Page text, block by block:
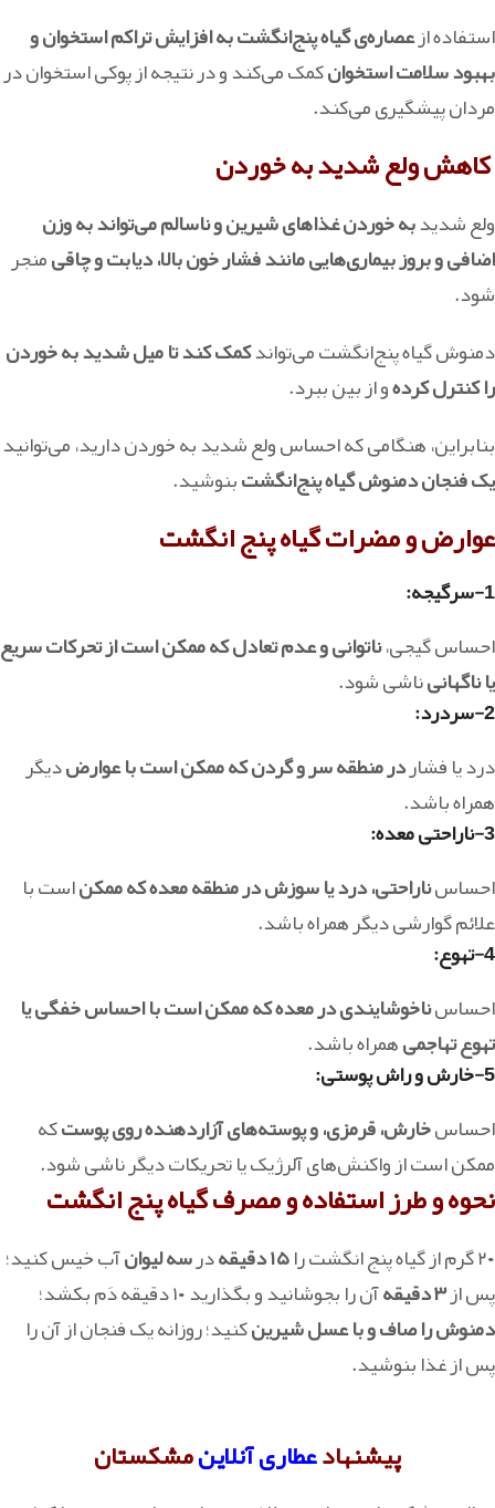
استفاده ازعصاره‌ی گیاه پنج‌انگشت به افزایش تراکم استخوان و
بهبود سلامت استخوانکمک می‌کند و در نتیجه از پوکی استخوان در
مردان پیشگیری می‌کند.
کاهش ولع شدید به خوردن
ولع شدیدبه خوردن غذاهای شیرین و ناسالم می‌تواند به وزن
اضافی و بروز بیماری‌هایی مانند فشار خون بالا، دیابت و چاقیمنجر
شود.
دمنوش گیاه پنج‌انگشت می‌تواندکمک کند تا میل شدید به خوردن
را کنترل کردهو از بین ببرد.
بنابراین، هنگامی که احساس ولع شدید به خوردن دارید، می‌توانید
یک فنجان دمنوش گیاه پنج‌انگشتبنوشید.
عوارض و مضرات گیاه پنج انگشت
1-سرگیجه:
احساس گیجی،ناتوانی و عدم تعادل که ممکن است از تحرکات سریع
یا ناگهانیناشی شود.
2-سردرد:
درد یا فشاردر منطقه سر و گردن که ممکن است با عوارضدیگر
همراه باشد.
3-ناراحتی معده:
احساسناراحتی، درد یا سوزش در منطقه معده که ممکناست با
علائم گوارشی دیگر همراه باشد.
4-تهوع:
احساسناخوشایندی در معده که ممکن است با احساس خفگی یا
تهوع تهاجمیهمراه باشد.
5-خارش و راش پوستی:
احساسخارش، قرمزی، و پوسته‌های آزاردهنده روی پوستکه
ممکن است از واکنش‌های آلرژیک یا تحریکات دیگر ناشی شود.
نحوه و طرز استفاده و مصرف گیاه پنج انگشت
۲۰ گرم از گیاه پنج انگشت را ۱۵دقیقهدرسهلیوانآب خیس کنید؛
پس از۳ دقیقه
آن را بجوشانید و بگذارید ۱۰ دقیقه دَم بکشد؛
دمنوش را صاف و با عسل شیرینکنید؛ روزانه یک فنجان از آن را
پس از غذا بنوشید.
پیشنهادعطاری آنلاینمشکستان